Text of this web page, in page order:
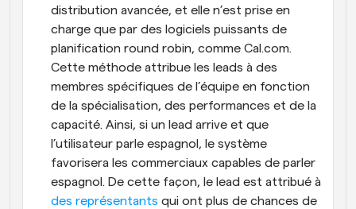
distribution avancée, et elle n’est prise en
charge que par des logiciels puissants de
planification round robin, comme Cal.com.
Cette méthode attribue les leads à des
membres spécifiques de l’équipe en fonction
de la spécialisation, des performances et de la
capacité. Ainsi, si un lead arrive et que
l’utilisateur parle espagnol, le système
favorisera les commerciaux capables de parler
des représentants qui ont plus de chances de